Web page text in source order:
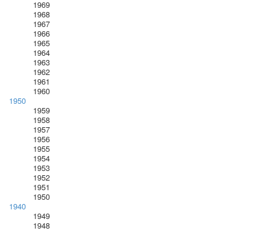
1969
1968
1967
1966
1965
1964
1963
1962
1961
1960
1950
1959
1958
1957
1956
1955
1954
1953
1952
1951
1950
1940
1949
1948